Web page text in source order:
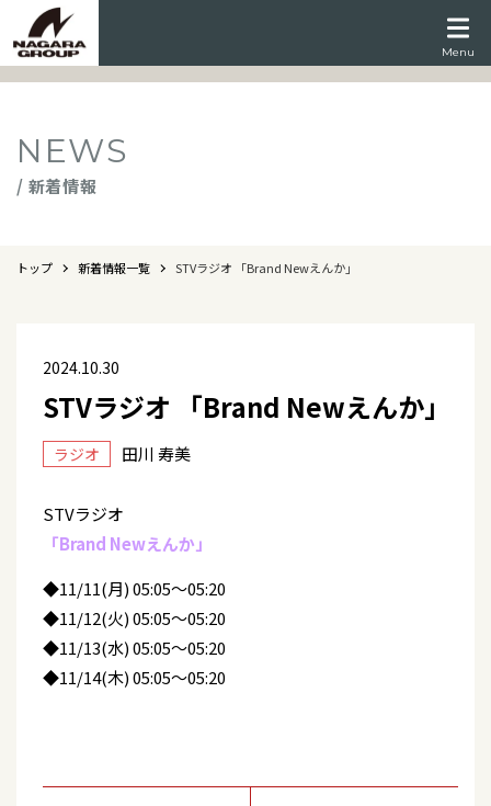
Menu
NEWS
/ 新着情報
トップ 新着情報一覧 STVラジオ 「Brand Newえんか」
2024.10.30
STVラジオ 「Brand Newえんか」
ラジオ 田川 寿美
STVラジオ
「Brand Newえんか」
◆11/11(月) 05:05～05:20
◆11/12(火) 05:05～05:20
◆11/13(水) 05:05～05:20
◆11/14(木) 05:05～05:20